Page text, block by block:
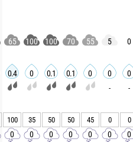
65 100 100 70 55 5 0
0.4 0 0.1 0.1 0 0 0
- -
100 35 50 50 45 0 0
0 0 0 0 0 0 0